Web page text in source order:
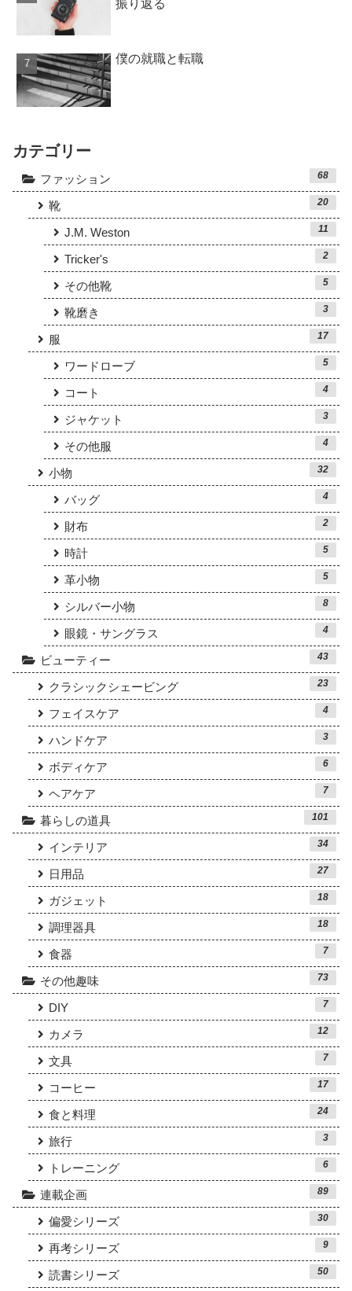
振り返る
僕の就職と転職
カテゴリー
ファッション 68
靴 20
J.M. Weston 11
Tricker's 2
その他靴 5
靴磨き 3
服 17
ワードローブ 5
コート 4
ジャケット 3
その他服 4
小物 32
バッグ 4
財布 2
時計 5
革小物 5
シルバー小物 8
眼鏡・サングラス 4
ビューティー 43
クラシックシェービング 23
フェイスケア 4
ハンドケア 3
ボディケア 6
ヘアケア 7
暮らしの道具 101
インテリア 34
日用品 27
ガジェット 18
調理器具 18
食器 7
その他趣味 73
DIY 7
カメラ 12
文具 7
コーヒー 17
食と料理 24
旅行 3
トレーニング 6
連載企画 89
偏愛シリーズ 30
再考シリーズ 9
読書シリーズ 50